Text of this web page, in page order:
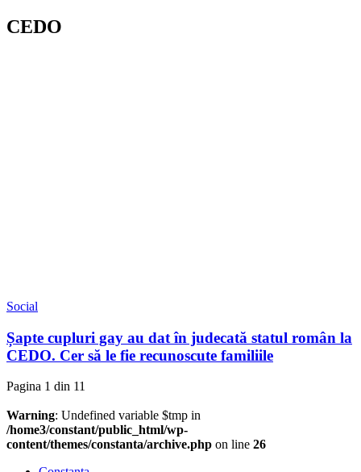
CEDO
Social
Șapte cupluri gay au dat în judecată statul român la
CEDO. Cer să le fie recunoscute familiile
Pagina 1 din 11
Warning: Undefined variable $tmp in
/home3/constant/public_html/wp-
content/themes/constanta/archive.php on line 26